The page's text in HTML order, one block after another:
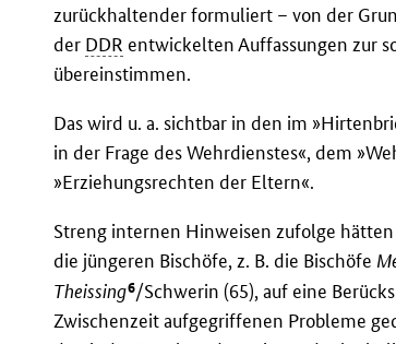
zurückhaltender formuliert – von der
der DDR entwickelten Auffassungen zur
übereinstimmen.
Das wird u. a. sichtbar in den im
in der Frage des Wehrdienstes«, dem
»Erziehungsrechten der Eltern«.
Streng internen Hinweisen zufolge
die jüngeren Bischöfe, z. B. die Bischöfe
Theissing6/Schwerin (65), auf eine
Zwischenzeit aufgegriffenen Probleme